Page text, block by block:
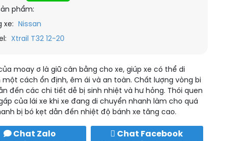
phẩm:
xe:
Nissan
Xtrail T32 12-20
moay ơ là giữ cân bằng cho xe, giúp xe có thể di
một cách ổn định, êm ái và an toàn. Chất lượng vòng bi
đến các chi tiết dễ bị sinh nhiệt và hư hỏng. Thói quen
của lái xe khi xe đang di chuyển nhanh làm cho quá
bị bó kẹt dẫn đến nhiệt độ bánh xe tăng cao.
Chat Zalo Chat Facebook